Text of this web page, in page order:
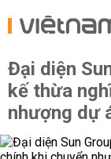
Đại diện
kế thừa
nhượng dự